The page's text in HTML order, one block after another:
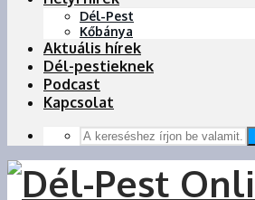
Dél-Pest
Kőbánya
Aktuális hírek
Dél-pestieknek
Podcast
Kapcsolat